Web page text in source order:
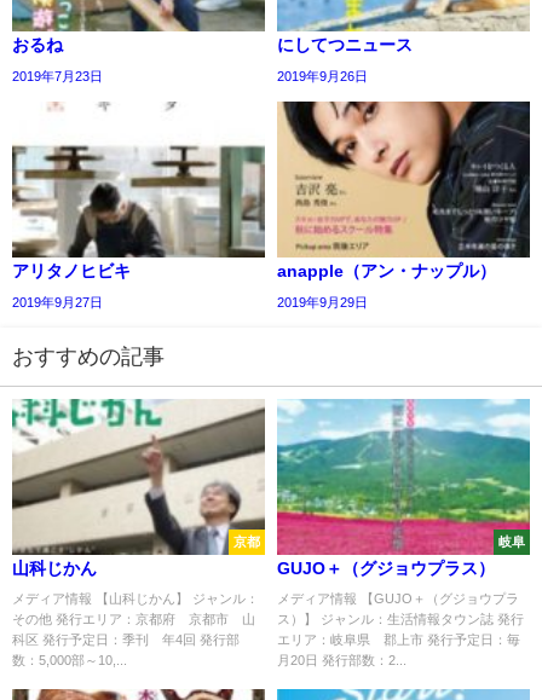
おるね
2019年7月23日
にしてつニュース
2019年9月26日
アリタノヒビキ
2019年9月27日
anapple（アン・ナップル）
2019年9月29日
おすすめの記事
京都
山科じかん
メディア情報 【山科じかん】 ジャンル：
その他 発行エリア：京都府 京都市 山
科区 発行予定日：季刊 年4回 発行部
数：5,000部～10,...
岐阜
GUJO＋（グジョウプラス）
メディア情報 【GUJO＋（グジョウプラ
ス）】 ジャンル：生活情報タウン誌 発行
エリア：岐阜県 郡上市 発行予定日：毎
月20日 発行部数：2...